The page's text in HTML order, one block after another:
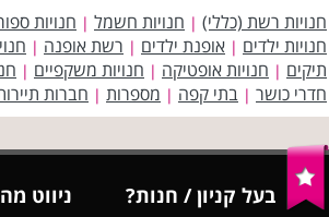
חנויות רשת (כללי) | חנויות חשמל | חנויות
חנויות ילדים | אופנת ילדים | רשת אופנה |
תיקים | חנויות אופטיקה | חנויות משקפיים |
חדרי כושר | בתי קפה | מספרות | חברות
בעל קניון / חנות?
ניווט